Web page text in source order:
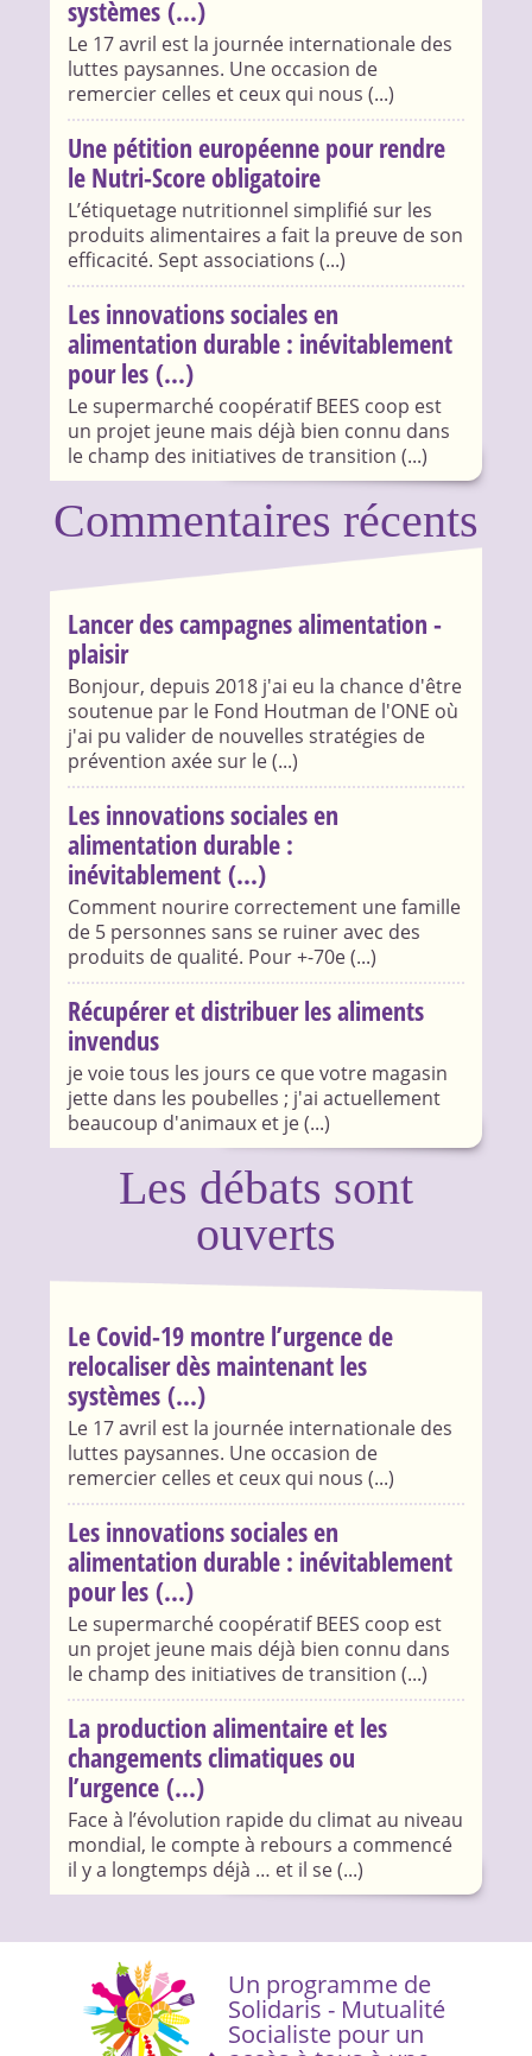
systèmes (...)
Le 17 avril est la journée internationale des
luttes paysannes. Une occasion de
remercier celles et ceux qui nous (...)
Une pétition européenne pour rendre
le Nutri-Score obligatoire
L’étiquetage nutritionnel simplifié sur les
produits alimentaires a fait la preuve de son
efficacité. Sept associations (...)
Les innovations sociales en
alimentation durable : inévitablement
pour les (...)
Le supermarché coopératif BEES coop est
un projet jeune mais déjà bien connu dans
le champ des initiatives de transition (...)
Commentaires récents
Lancer des campagnes alimentation -
plaisir
Bonjour, depuis 2018 j'ai eu la chance d'être
soutenue par le Fond Houtman de l'ONE où
j'ai pu valider de nouvelles stratégies de
prévention axée sur le (...)
Les innovations sociales en
alimentation durable :
inévitablement (...)
Comment nourire correctement une famille
de 5 personnes sans se ruiner avec des
produits de qualité. Pour +-70e (...)
Récupérer et distribuer les aliments
invendus
je voie tous les jours ce que votre magasin
jette dans les poubelles ; j'ai actuellement
beaucoup d'animaux et je (...)
Les débats sont
ouverts
Le Covid-19 montre l’urgence de
relocaliser dès maintenant les
systèmes (...)
Le 17 avril est la journée internationale des
luttes paysannes. Une occasion de
remercier celles et ceux qui nous (...)
Les innovations sociales en
alimentation durable : inévitablement
pour les (...)
Le supermarché coopératif BEES coop est
un projet jeune mais déjà bien connu dans
le champ des initiatives de transition (...)
La production alimentaire et les
changements climatiques ou
l’urgence (...)
Face à l’évolution rapide du climat au niveau
mondial, le compte à rebours a commencé
il y a longtemps déjà … et il se (...)
Un programme de
Solidaris - Mutualité
Socialiste pour un